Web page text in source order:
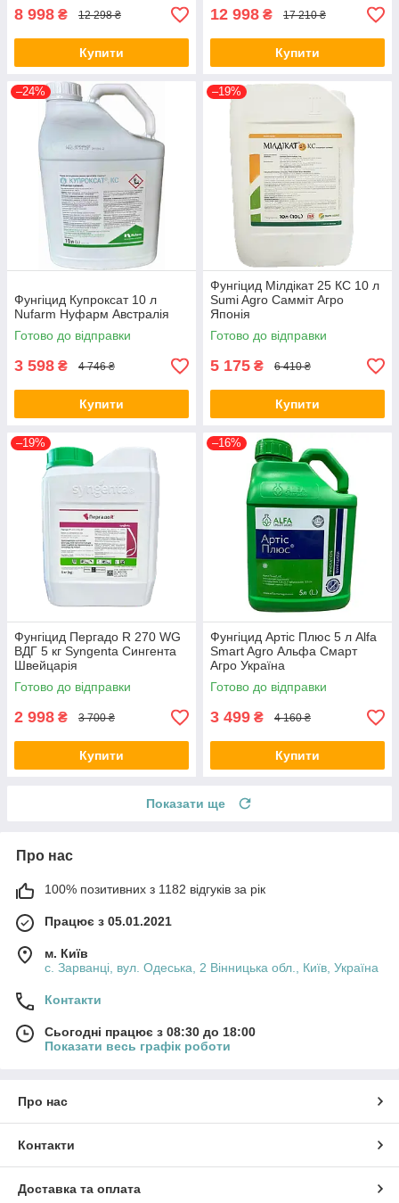
8 998 ₴ 12 298 ₴
Купити
12 998 ₴ 17 210 ₴
Купити
–24%
Фунгіцид Купроксат 10 л
Nufarm Нуфарм Австралія
Готово до відправки
3 598 ₴ 4 746 ₴
Купити
–19%
Фунгіцид Мілдікат 25 КС 10 л
Sumi Agro Самміт Агро
Японія
Готово до відправки
5 175 ₴ 6 410 ₴
Купити
–19%
Фунгіцид Пергадо R 270 WG
ВДГ 5 кг Syngenta Сингента
Швейцарія
Готово до відправки
2 998 ₴ 3 700 ₴
Купити
–16%
Фунгіцид Артіс Плюс 5 л Alfa
Smart Agro Альфа Смарт
Агро Україна
Готово до відправки
3 499 ₴ 4 160 ₴
Купити
Показати ще
Про нас
100% позитивних з 1182 відгуків за рік
Працює з 05.01.2021
м. Київ
с. Зарванці, вул. Одеська, 2 Вінницька обл., Київ, Україна
Контакти
Сьогодні працює з 08:30 до 18:00
Показати весь графік роботи
Про нас
Контакти
Доставка та оплата